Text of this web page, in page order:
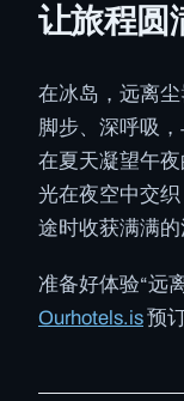
让旅程圆
在冰岛，远离
脚步、深呼吸
在夏天凝望午
光在夜空中交织
途时收获满满的
准备好体验“远
Ourhotels.is预